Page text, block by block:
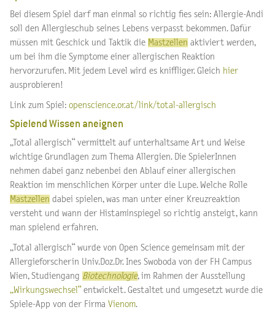
Bei diesem Spiel darf man einmal so richtig fies sein: Allergie-Andi
soll den Allergieschub seines Lebens verpasst bekommen. Dafür
müssen mit Geschick und Taktik die Mastzellen aktiviert werden,
um bei ihm die Symptome einer allergischen Reaktion
hervorzurufen. Mit jedem Level wird es kniffliger. Gleich hier
ausprobieren!
Link zum Spiel: openscience.or.at/link/total-allergisch
Spielend Wissen aneignen
„Total allergisch“ vermittelt auf unterhaltsame Art und Weise
wichtige Grundlagen zum Thema Allergien. Die SpielerInnen
nehmen dabei ganz nebenbei den Ablauf einer allergischen
Reaktion im menschlichen Körper unter die Lupe. Welche Rolle
Mastzellen dabei spielen, was man unter einer Kreuzreaktion
versteht und wann der Histaminspiegel so richtig ansteigt, kann
man spielend erfahren.
„Total allergisch“ wurde von Open Science gemeinsam mit der
Allergieforscherin Univ.Doz.Dr. Ines Swoboda von der FH Campus
Wien, Studiengang Biotechnologie, im Rahmen der Ausstellung
„Wirkungswechsel“entwickelt. Gestaltet und umgesetzt wurde die
Spiele-App von der Firma Vienom.